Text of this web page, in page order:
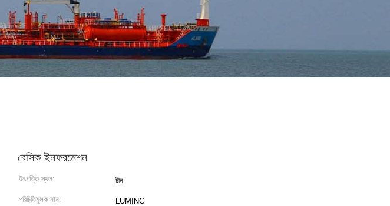
বেসিক ইনফরমেশন
উৎপত্তি স্থল: চীন
পরিচিতিমুলক নাম: LUMING